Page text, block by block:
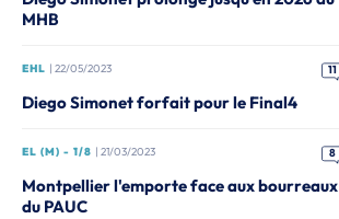
MHB
EHL | 22/05/2023 11
Diego Simonet forfait pour le Final4
EL (M) - 1/8 | 21/03/2023 8
Montpellier l'emporte face aux bourreaux
du PAUC